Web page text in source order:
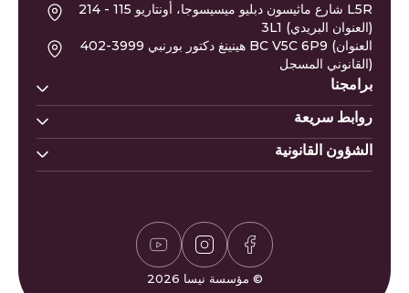
214 - 115 شارع ماثيسون دبليو ميسيسوجا، أونتاريو L5R
402-3999 هينينغ دكتور بورنبي BC V5C 6P9 (العنوان
برامجنا
خط مساعدة نيسا
روابط سريعة
تبرع
أسماء المواليد
التطوع
إشادات وشكاوى
الأسئلة الشائعة
الشؤون القانونية
سياسة المتبرعين
© مؤسسة نيسا 2026